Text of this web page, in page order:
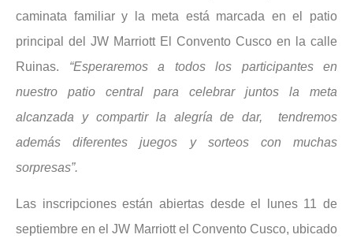
caminata familiar y la meta está marcada en el patio
principal del JW Marriott El Convento Cusco en la calle
Ruinas. “Esperaremos a todos los participantes en
nuestro patio central para celebrar juntos la meta
alcanzada y compartir la alegría de dar, tendremos
además diferentes juegos y sorteos con muchas
sorpresas”.
Las inscripciones están abiertas desde el lunes 11 de
septiembre en el JW Marriott el Convento Cusco, ubicado